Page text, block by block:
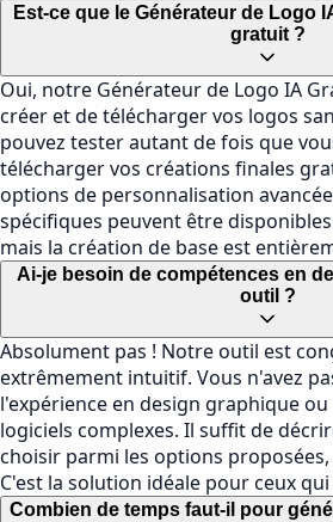
Est-ce que le Générateur de Logo
gratuit ?
Oui, notre Générateur de Logo IA
créer et de télécharger vos logos
pouvez tester autant de fois que
télécharger vos créations finales
options de personnalisation
spécifiques peuvent être
mais la création de base est
Ai-je besoin de compétences en
outil ?
Absolument pas ! Notre outil est
extrêmement intuitif. Vous n'avez
l'expérience en design graphique
logiciels complexes. Il suffit de
choisir parmi les options
C'est la solution idéale pour ceux
Combien de temps faut-il pour